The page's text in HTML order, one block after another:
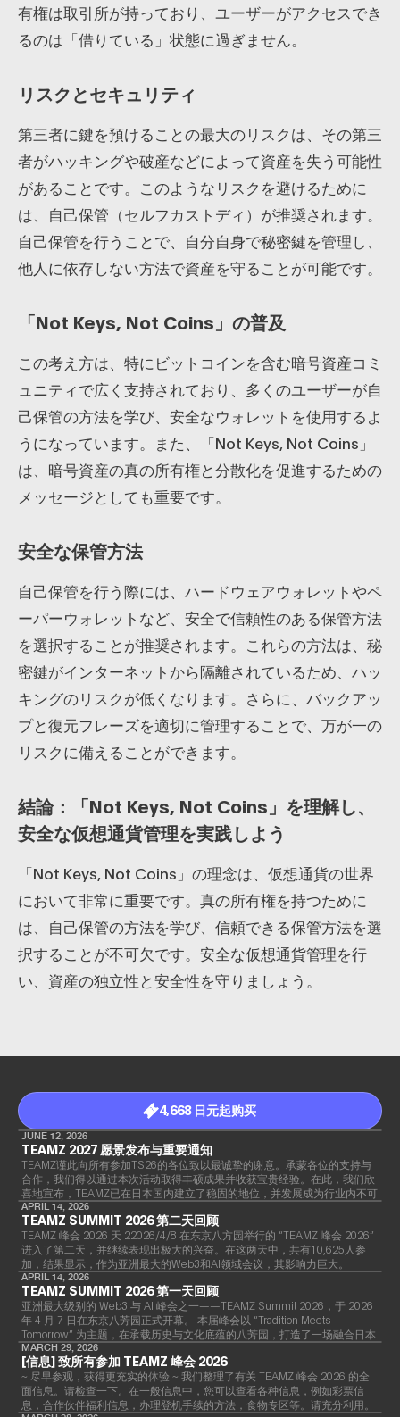
有権は取引所が持っており、ユーザーがアクセスでき
るのは「借りている」状態に過ぎません。
リスクとセキュリティ
第三者に鍵を預けることの最大のリスクは、その第三
者がハッキングや破産などによって資産を失う可能性
があることです。このようなリスクを避けるために
は、自己保管（セルフカストディ）が推奨されます。
自己保管を行うことで、自分自身で秘密鍵を管理し、
他人に依存しない方法で資産を守ることが可能です。
「Not Keys, Not Coins」の普及
この考え方は、特にビットコインを含む暗号資産コミ
ュニティで広く支持されており、多くのユーザーが自
己保管の方法を学び、安全なウォレットを使用するよ
うになっています。また、「Not Keys, Not Coins」
は、暗号資産の真の所有権と分散化を促進するための
メッセージとしても重要です。
安全な保管方法
自己保管を行う際には、ハードウェアウォレットやペ
ーパーウォレットなど、安全で信頼性のある保管方法
を選択することが推奨されます。これらの方法は、秘
密鍵がインターネットから隔離されているため、ハッ
キングのリスクが低くなります。さらに、バックアッ
プと復元フレーズを適切に管理することで、万が一の
リスクに備えることができます。
結論：「Not Keys, Not Coins」を理解し、
安全な仮想通貨管理を実践しよう
「Not Keys, Not Coins」の理念は、仮想通貨の世界
において非常に重要です。真の所有権を持つために
は、自己保管の方法を学び、信頼できる保管方法を選
択することが不可欠です。安全な仮想通貨管理を行
い、資産の独立性と安全性を守りましょう。
4,668 日元起购买
JUNE 12, 2026
TEAMZ 2027 愿景发布与重要通知
TEAMZ谨此向所有参加TS26的各位致以最诚挚的谢意。承蒙各位的支持与
合作，我们得以通过本次活动取得丰硕成果并收获宝贵经验。在此，我们欣
喜地宣布，TEAMZ已在日本国内建立了稳固的地位，并发展成为行业内不可
或缺的盛会。
APRIL 14, 2026
TEAMZ SUMMIT 2026 第二天回顾
TEAMZ 峰会 2026 天 22026/4/8 在东京八方园举行的 “TEAMZ 峰会 2026”
进入了第二天，并继续表现出极大的兴奋。在这两天中，共有10,625人参
加，结果显示，作为亚洲最大的Web3和AI领域会议，其影响力巨大。
APRIL 14, 2026
TEAMZ SUMMIT 2026 第一天回顾
亚洲最大级别的 Web3 与 AI 峰会之一——TEAMZ Summit 2026，于 2026
年 4 月 7 日在东京八芳园正式开幕。 本届峰会以 “Tradition Meets
Tomorrow” 为主题，在承载历史与文化底蕴的八芳园，打造了一场融合日本
传统精神与前沿科技创新的独特盛会。
MARCH 29, 2026
[信息] 致所有参加 TEAMZ 峰会 2026
~ 尽早参观，获得更充实的体验 ~ 我们整理了有关 TEAMZ 峰会 2026 的全
面信息。请检查一下。在一般信息中，您可以查看各种信息，例如彩票信
息，合作伙伴福利信息，办理登机手续的方法，食物专区等。请充分利用。